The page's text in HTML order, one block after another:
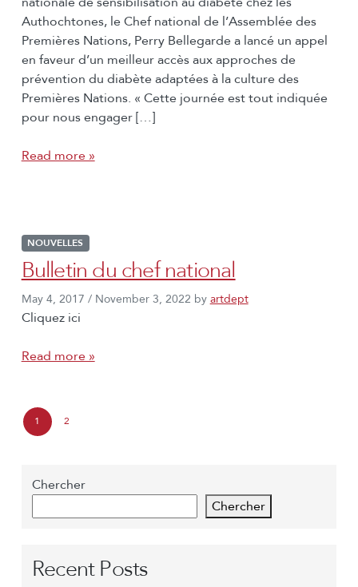
Authochtones, le Chef national de l’Assemblée des
Premières Nations, Perry Bellegarde a lancé un appel
en faveur d’un meilleur accès aux approches de
prévention du diabète adaptées à la culture des
Premières Nations. « Cette journée est tout indiquée
pour nous engager […]
Read more »
NOUVELLES
Bulletin du chef national
May 4, 2017 / November 3, 2022 by artdept
Cliquez ici
Read more »
P
C
r
r
n
1
g
e
2
Chercher
Chercher
Recent Posts